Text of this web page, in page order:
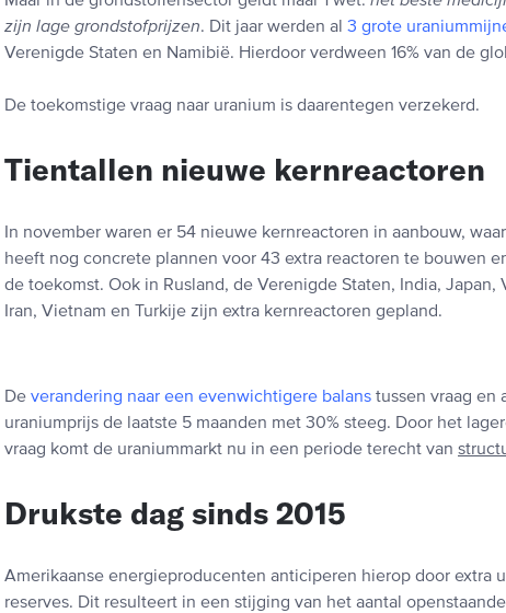
zijn lage grondstofprijzen. Dit jaar werden al 3 grote
Verenigde Staten en Namibië. Hierdoor verdween 16% van de
De toekomstige vraag naar uranium is daarentegen verzekerd.
Tientallen nieuwe kernreactoren
In november waren er 54 nieuwe kernreactoren in aanbouw,
heeft nog concrete plannen voor 43 extra reactoren te bouwen
de toekomst. Ook in Rusland, de Verenigde Staten, India, Japan,
Iran, Vietnam en Turkije zijn extra kernreactoren gepland.
De verandering naar een evenwichtigere balans tussen vraag en
uraniumprijs de laatste 5 maanden met 30% steeg. Door het
vraag komt de uraniummarkt nu in een periode terecht van
Drukste dag sinds 2015
Amerikaanse energieproducenten anticiperen hierop door extra
reserves. Dit resulteert in een stijging van het aantal